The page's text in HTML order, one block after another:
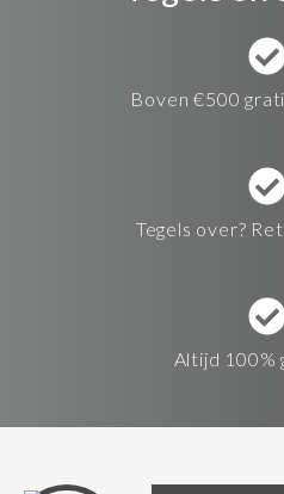
Boven €500
Tegels over?
Altijd 100%